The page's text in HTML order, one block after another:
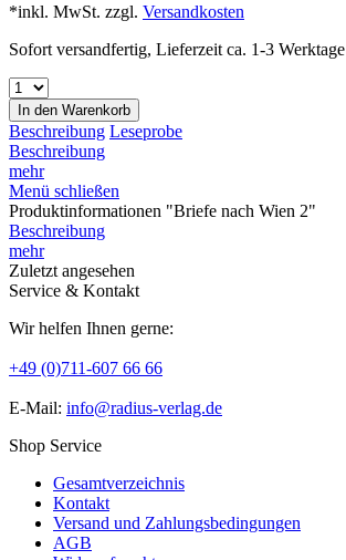
*inkl. MwSt. zzgl. Versandkosten
Sofort versandfertig, Lieferzeit ca. 1-3 Werktage
In den Warenkorb
Beschreibung Leseprobe
Beschreibung
mehr
Menü schließen
Produktinformationen "Briefe nach Wien 2"
Beschreibung
mehr
Zuletzt angesehen
Service & Kontakt
Wir helfen Ihnen gerne:
+49 (0)711-607 66 66
E-Mail: info@radius-verlag.de
Shop Service
Gesamtverzeichnis
Kontakt
Versand und Zahlungsbedingungen
AGB